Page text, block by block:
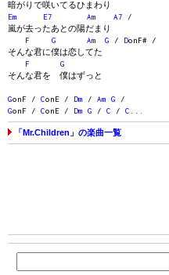
暗がりで咲いてるひまわり
Em
E7 Am A7 /
嵐が去ったあとの陽だまり
F
G Am G / DonF# /
そんな君に僕は恋してた
F
G
そんな君を 僕はずっと
GonF / ConE / Dm / Am G /
GonF / ConE / Dm G / C / C ...
「Mr.Children」の楽曲一覧